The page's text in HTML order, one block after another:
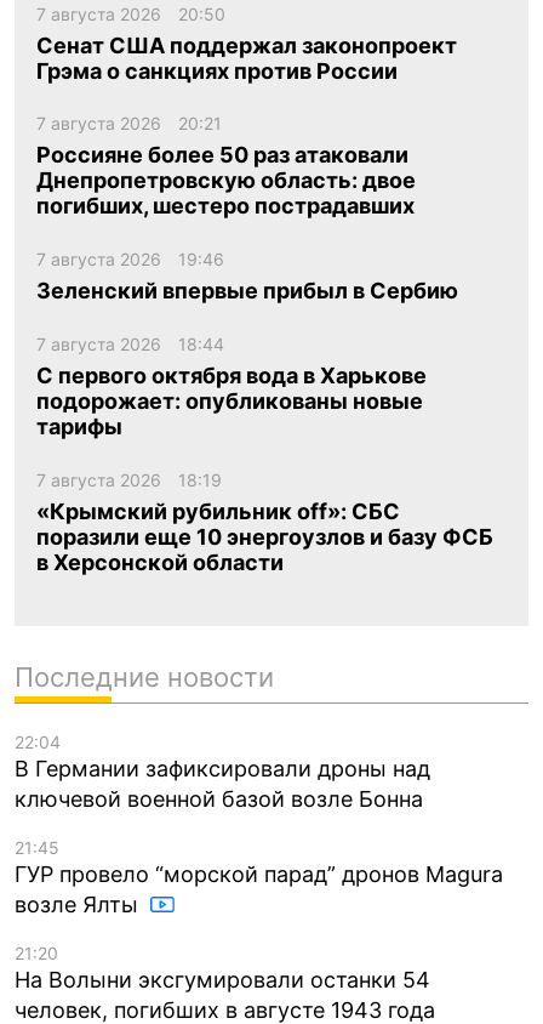
7 августа 2026 20:50
Сенат США поддержал законопроект
Грэма о санкциях против России
7 августа 2026 20:21
Россияне более 50 раз атаковали
Днепропетровскую область: двое
погибших, шестеро пострадавших
7 августа 2026 19:46
Зеленский впервые прибыл в Сербию
7 августа 2026 18:44
С первого октября вода в Харькове
подорожает: опубликованы новые
тарифы
7 августа 2026 18:19
«Крымский рубильник off»: СБС
поразили еще 10 энергоузлов и базу ФСБ
в Херсонской области
Последние новости
22:04
В Германии зафиксировали дроны над
ключевой военной базой возле Бонна
21:45
ГУР провело “морской парад” дронов Magura
возле Ялты
21:20
На Волыни эксгумировали останки 54
человек, погибших в августе 1943 года